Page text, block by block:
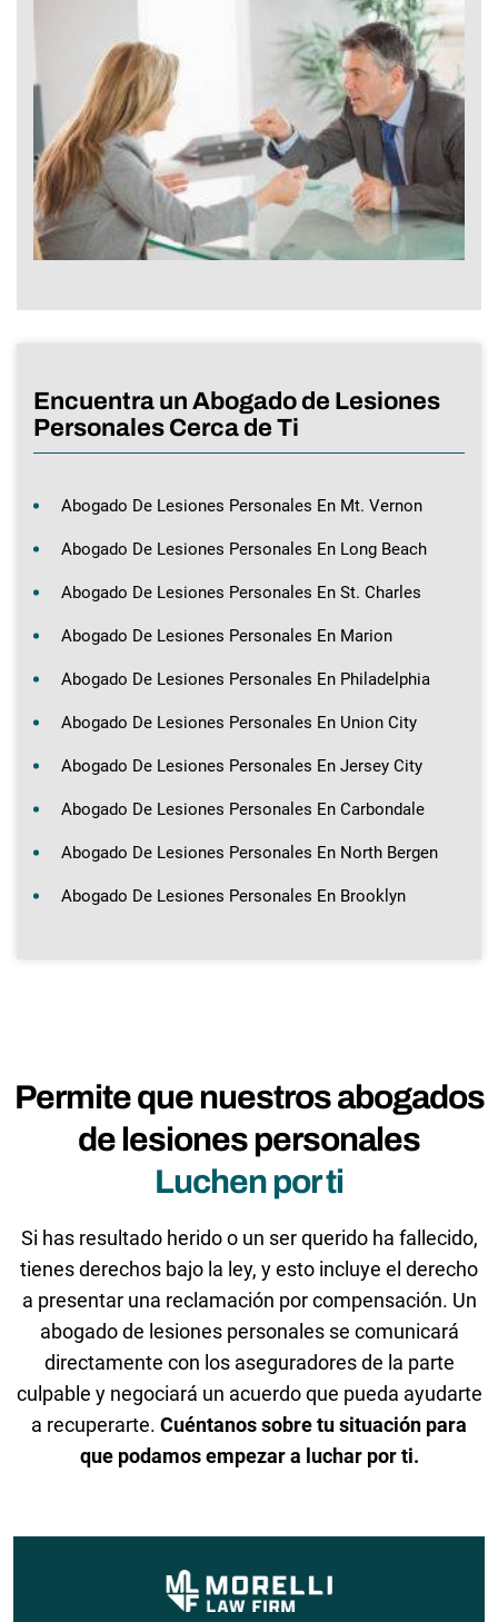
Encuentra un Abogado de Lesiones
Personales Cerca de Ti
Abogado De Lesiones Personales En Mt. Vernon
Abogado De Lesiones Personales En Long Beach
Abogado De Lesiones Personales En St. Charles
Abogado De Lesiones Personales En Marion
Abogado De Lesiones Personales En Philadelphia
Abogado De Lesiones Personales En Union City
Abogado De Lesiones Personales En Jersey City
Abogado De Lesiones Personales En Carbondale
Abogado De Lesiones Personales En North Bergen
Abogado De Lesiones Personales En Brooklyn
Permite que nuestros abogados
de lesiones personales
Luchen por ti
Si has resultado herido o un ser querido ha fallecido,
tienes derechos bajo la ley, y esto incluye el derecho
a presentar una reclamación por compensación. Un
abogado de lesiones personales se comunicará
directamente con los aseguradores de la parte
culpable y negociará un acuerdo que pueda ayudarte
a recuperarte. Cuéntanos sobre tu situación para
que podamos empezar a luchar por ti.